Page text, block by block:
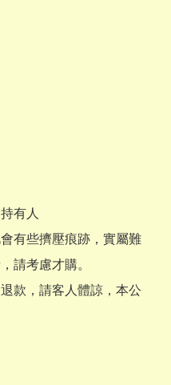
有人
有些擠壓痕跡，實屬難
請考慮才購。
款，請客人體諒，本公